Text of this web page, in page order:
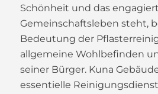
Schönheit und das
Gemeinschaftsleben steht,
Bedeutung der
allgemeine Wohlbefinden
seiner Bürger. Kuna
essentielle